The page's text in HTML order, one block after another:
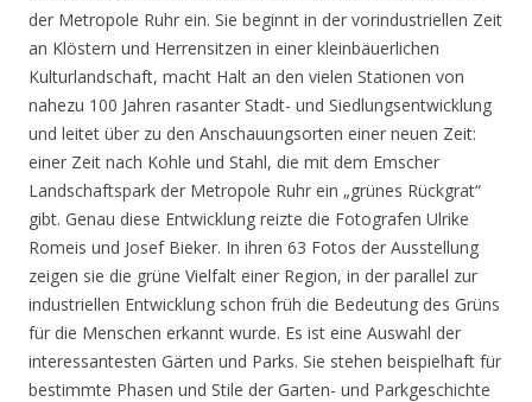
der Metropole Ruhr ein. Sie beginnt in der vorindustriellen Zeit
an Klöstern und Herrensitzen in einer kleinbäuerlichen
Kulturlandschaft, macht Halt an den vielen Stationen von
nahezu 100 Jahren rasanter Stadt- und Siedlungsentwicklung
und leitet über zu den Anschauungsorten einer neuen Zeit:
einer Zeit nach Kohle und Stahl, die mit dem Emscher
Landschaftspark der Metropole Ruhr ein „grünes Rückgrat“
gibt. Genau diese Entwicklung reizte die Fotografen Ulrike
Romeis und Josef Bieker. In ihren 63 Fotos der Ausstellung
zeigen sie die grüne Vielfalt einer Region, in der parallel zur
industriellen Entwicklung schon früh die Bedeutung des Grüns
für die Menschen erkannt wurde. Es ist eine Auswahl der
interessantesten Gärten und Parks. Sie stehen beispielhaft für
bestimmte Phasen und Stile der Garten- und Parkgeschichte